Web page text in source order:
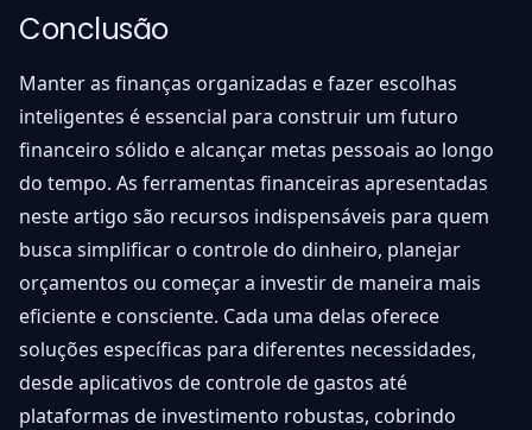
Conclusão
Manter as finanças organizadas e fazer escolhas
inteligentes é essencial para construir um futuro
financeiro sólido e alcançar metas pessoais ao longo
do tempo. As ferramentas financeiras apresentadas
neste artigo são recursos indispensáveis para quem
busca simplificar o controle do dinheiro, planejar
orçamentos ou começar a investir de maneira mais
eficiente e consciente. Cada uma delas oferece
soluções específicas para diferentes necessidades,
desde aplicativos de controle de gastos até
plataformas de investimento robustas, cobrindo